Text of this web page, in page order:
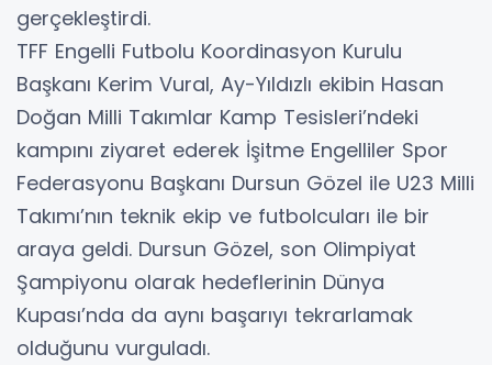
gerçekleştirdi.
TFF Engelli Futbolu Koordinasyon Kurulu
Başkanı Kerim Vural, Ay-Yıldızlı ekibin Hasan
Doğan Milli Takımlar Kamp Tesisleri’ndeki
kampını ziyaret ederek İşitme Engelliler Spor
Federasyonu Başkanı Dursun Gözel ile U23 Milli
Takımı’nın teknik ekip ve futbolcuları ile bir
araya geldi. Dursun Gözel, son Olimpiyat
Şampiyonu olarak hedeflerinin Dünya
Kupası’nda da aynı başarıyı tekrarlamak
olduğunu vurguladı.